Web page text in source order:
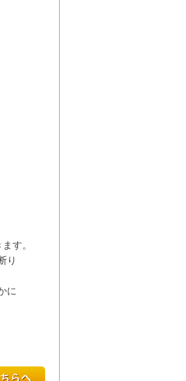
ます。
り
に